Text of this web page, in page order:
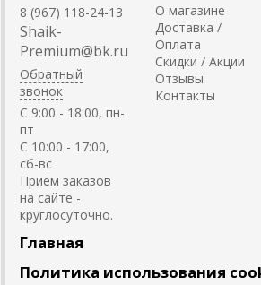
8 (967) 118-24-13
Shaik-
Premium@bk.ru
Обратный
звонок
C 9:00 - 18:00, пн-
пт
С 10:00 - 17:00,
сб-вс
Приём заказов
на сайте -
круглосуточно.
О магазине
Доставка /
Оплата
Скидки / Акции
Отзывы
Контакты
Главная
Политика использования